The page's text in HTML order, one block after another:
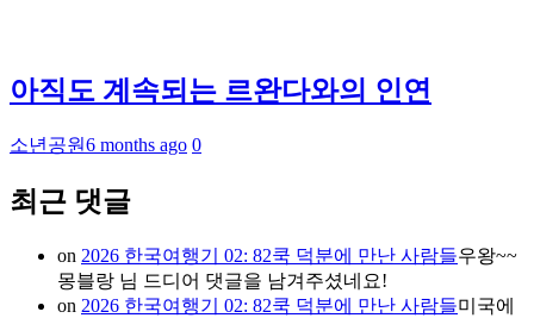
아직도 계속되는 르완다와의 인연
소년공원6 months ago 0
최근 댓글
on 2026 한국여행기 02: 82쿡 덕분에 만난 사람들우왕~~
몽블랑 님 드디어 댓글을 남겨주셨네요!
on 2026 한국여행기 02: 82쿡 덕분에 만난 사람들미국에